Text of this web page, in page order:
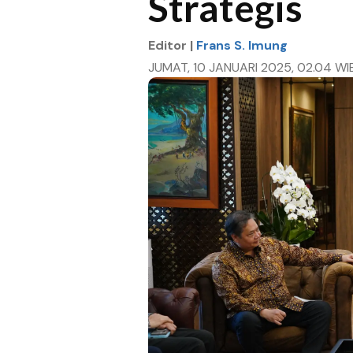
Editor | Frans S. Imung
JUMAT, 10 JANUARI 2025, 02.04